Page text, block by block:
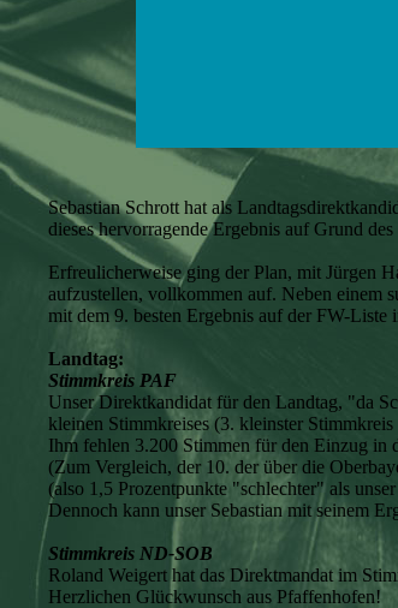
Sebastian Schrott hat als
dieses hervorragende Ergebnis auf Grund
Erfreulicherweise ging der Plan, mit Jürgen
aufzustellen, vollkommen auf. Neben einem
mit dem 9. besten Ergebnis auf der FW-Liste
Landtag:
Stimmkreis PAF
Unser Direktkandidat für den Landtag, "da
kleinen Stimmkreises (3. kleinster
Ihm fehlen 3.200 Stimmen für den Einzug in
(Zum Vergleich, der 10. der über die
(also 1,5 Prozentpunkte "schlechter" als
Dennoch kann unser Sebastian mit seinem
Stimmkreis ND-SOB
Roland Weigert hat das Direktmandat im
Herzlichen Glückwunsch aus Pfaffenhofen!